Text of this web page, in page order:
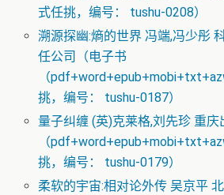
式任挑，编号： tushu-0208）
溯源探幽:熵的世界 冯端,冯少彤
任公司（电子书
（
挑，编号： tushu-0187）
量子纠缠 (英)克莱格,刘先珍 重
（
挑，编号： tushu-0179）
柔软的宇宙:相对论外传 吴京平